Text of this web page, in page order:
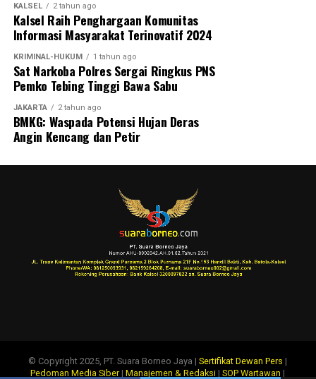
KALSEL 2 tahun ago
Kalsel Raih Penghargaan Komunitas
Informasi Masyarakat Terinovatif 2024
KRIMINAL-HUKUM 1 tahun ago
Sat Narkoba Polres Sergai Ringkus PNS
Pemko Tebing Tinggi Bawa Sabu
JAKARTA 2 tahun ago
BMKG: Waspada Potensi Hujan Deras
Angin Kencang dan Petir
© Copyright 2025, PT. Suara Borneo Jaya |Sertifikat Dewan Pers |
Pedoman Media Siber|Manajemen & Redaksi |SOP Wartawan |